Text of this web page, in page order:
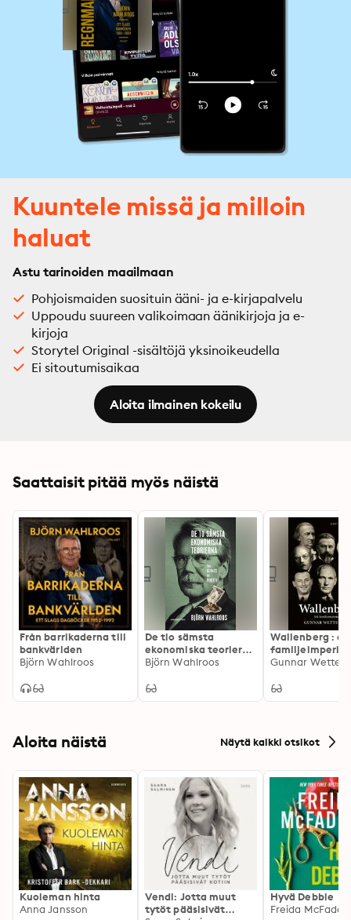
Kuuntele missä ja milloin
haluat
Astu tarinoiden maailmaan
Pohjoismaiden suosituin ääni- ja e-kirjapalvelu
Uppoudu suureen valikoimaan äänikirjoja ja e-
kirjoja
Storytel Original -sisältöjä yksinoikeudella
Ei sitoutumisaikaa
Aloita ilmainen kokeilu
Saattaisit pitää myös näistä
Från barrikaderna till
bankvärlden
Björn Wahlroos
De tio sämsta
ekonomiska teorierna
: från Keynes till
Björn Wahlroos
Wallenberg :
Gunnar
Aloita näistä Näytä kaikki otsikot
Kuoleman hinta
Anna Jansson
Vendi: Jotta muut
tytöt pääsisivät
Hyvä Debbie
Freida